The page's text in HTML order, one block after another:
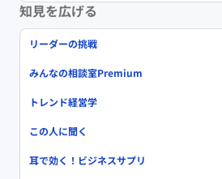
知見を広げる
リーダーの挑戦
みんなの相談室Premium
トレンド経営学
この人に聞く
耳で効く！ビジネスサプリ